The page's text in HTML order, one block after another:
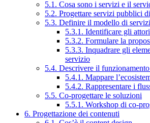
5.1. Cosa sono i servizi e il
5.2. Progettare servizi pubblici
5.3. Definire il modello di
5.3.1. Identificare gli
5.3.2. Formulare la
5.3.3. Inquadrare gli
servizio
5.4. Descrivere il
5.4.1. Mappare
5.4.2. Rappresentare i
5.5. Co-progettare le soluzioni
5.5.1. Workshop di co-
6. Progettazione dei contenuti